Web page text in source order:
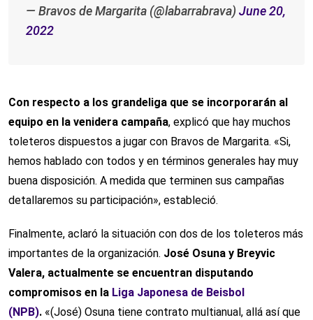
— Bravos de Margarita (@labarrabrava) June 20,
2022
Con respecto a los grandeliga que se incorporarán al
equipo en la venidera campaña, explicó que hay muchos
toleteros dispuestos a jugar con Bravos de Margarita. «Si,
hemos hablado con todos y en términos generales hay muy
buena disposición. A medida que terminen sus campañas
detallaremos su participación», estableció.
Finalmente, aclaró la situación con dos de los toleteros más
importantes de la organización. José Osuna y Breyvic
Valera, actualmente se encuentran disputando
compromisos en la Liga Japonesa de Beisbol
(NPB). «(José) Osuna tiene contrato multianual, allá así que